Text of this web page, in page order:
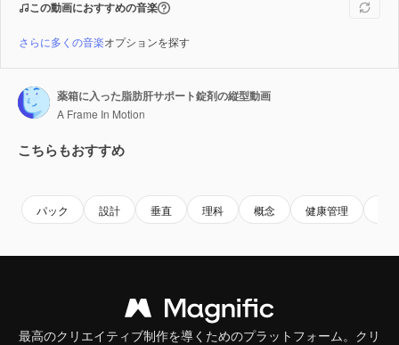
この動画におすすめの音楽
さらに多くの音楽オプションを探す
薬箱に入った脂肪肝サポート錠剤の縦型動画
A Frame In Motion
こちらもおすすめ
パック 設計 垂直 理科 概念 健康管理
最高のクリエイティブ制作を導くためのプラットフォーム。クリ